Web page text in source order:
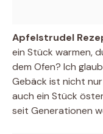
Apfelstrudel
ein Stück warmen,
dem Ofen? Ich
Gebäck ist nicht
auch ein Stück
seit Generationen